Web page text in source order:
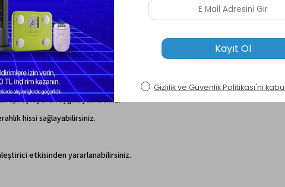
destekler.
ve canlı bir görünüm sağlar.
geçmeye yardımcı olur.
geçişi destekler.
spreyleyerek uygulayabilirsiniz.
hissi sağlayabilirsiniz.
etkisinden yararlanabilirsiniz.